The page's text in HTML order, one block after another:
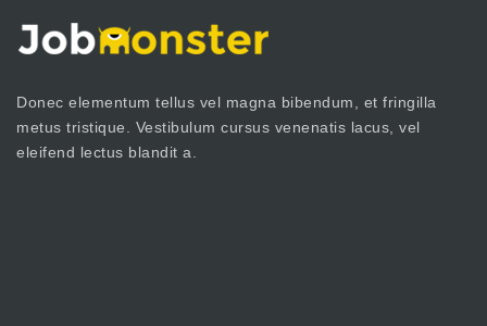
Donec elementum tellus vel magna bibendum, et fringilla
metus tristique. Vestibulum cursus venenatis lacus, vel
eleifend lectus blandit a.